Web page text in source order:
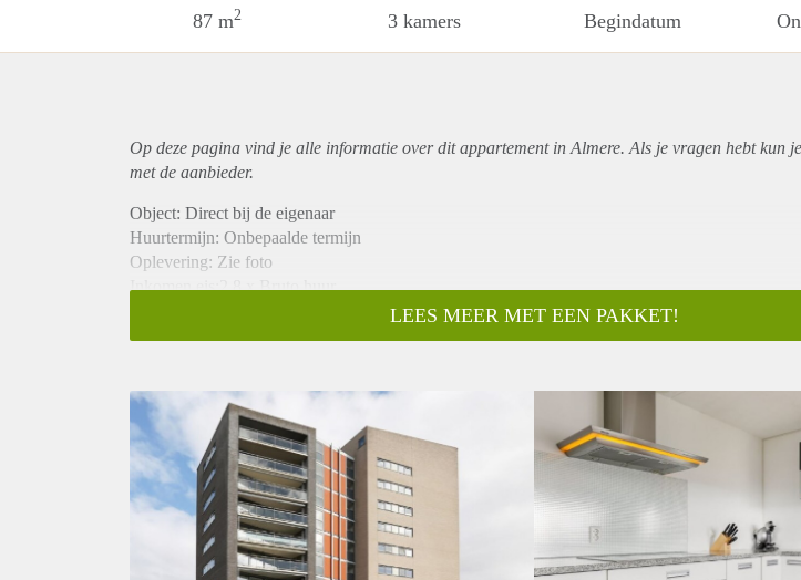
87 m2 3 kamers Begindatum
Op deze pagina vind je alle informatie over ditappartementin Almere. Als je vragen hebt kun
met de aanbieder.
Object: Direct bij de eigenaar
Huurtermijn: Onbepaalde termijn
Oplevering: Zie foto
Inkomen eis:2,8 x Bruto huur
Borg: 1 Maand
Huisdieren toegestaan: Afhankelijk van de Eigenaar
Huurtoeslag grens: Nee
Geschikt voor studenten: Afhankelijk van de Eigenaar
LEES MEER MET EEN PAKKET!